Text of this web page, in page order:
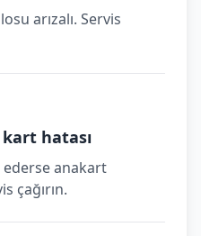
arızalı. Servis
hatası
ederse anakart
çağırın.